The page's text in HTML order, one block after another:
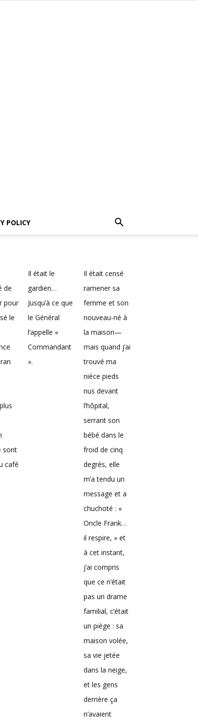
POLICY
de
pour
le
sont
café
Il était le
gardien…
Jusqu’à ce que
le Général
l’appelle «
Commandant
».
Il était censé
ramener sa
femme et son
nouveau-né à
la maison—
mais quand j’ai
trouvé ma
nièce pieds
nus devant
l’hôpital,
serrant son
bébé dans le
froid de cinq
degrés, elle
m’a tendu un
message et a
chuchoté : «
Oncle Frank…
il respire, » et
à cet instant,
j’ai compris
que ce n’était
pas un drame
familial, c’était
un piège : sa
maison volée,
sa vie jetée
dans la neige,
et les gens
derrière ça
n’avaient